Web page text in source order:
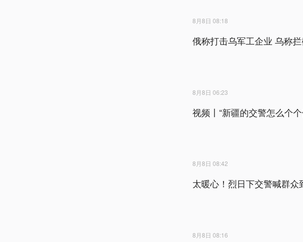
8月8日 08:18
俄称打击乌军工企业 乌称
8月8日 06:23
视频丨“新疆的交警怎么个
8月8日 08:42
太暖心！烈日下交警喊群众
8月8日 08:16